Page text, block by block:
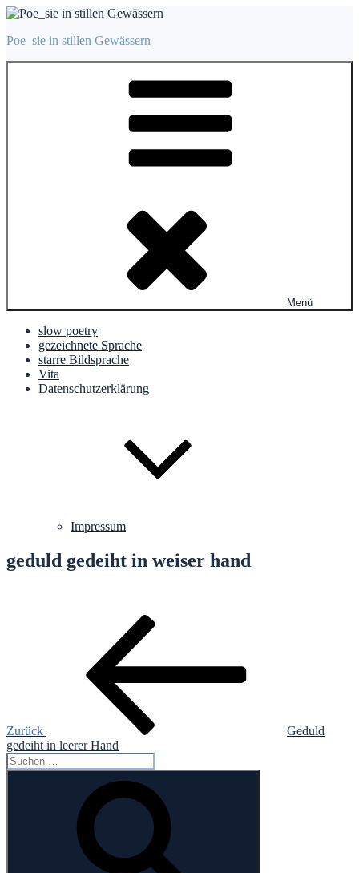
Zum
springen
Poe_sie in stillen Gewässern
Menü
slow poetry
gezeichnete Sprache
starre Bildsprache
Vita
Datenschutzerklärung
Impressum
geduld gedeiht in weiser hand
Beitragsnavigation
Zurück
Geduld
gedeiht in leerer Hand
Suche
nach: